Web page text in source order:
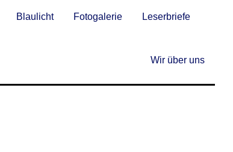
Blaulicht Fotogalerie Leserbriefe
Wir über uns